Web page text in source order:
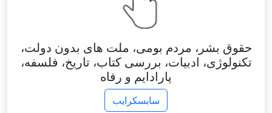
حقوق بشر، مردم بومی، ملت های بدون دولت،
تکنولوژی، ادبیات، بررسی کتاب، تاریخ، فلسفه،
پارادایم و رفاه
سابسکرایب